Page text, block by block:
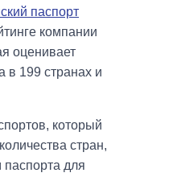
паспорт
компании
оценивает
в 199 странах и
который
стран,
паспорта для